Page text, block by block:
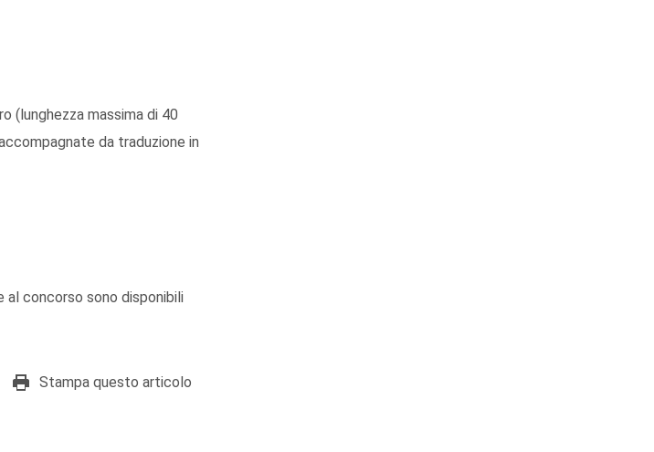
(lunghezza massima di 40
da traduzione in
al concorso sono disponibili
Stampa questo articolo